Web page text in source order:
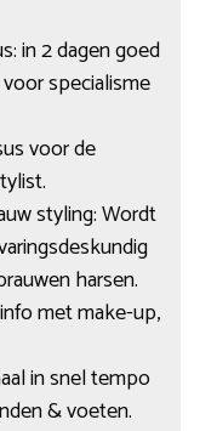
in 2 dagen goed
specialisme
voor de
styling: Wordt
harsen.
met make-up,
in snel tempo
& voeten.